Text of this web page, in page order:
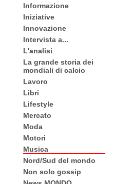
Informazione
Iniziative
Innovazione
Intervista a...
L'analisi
La grande storia dei
mondiali di calcio
Lavoro
Libri
Lifestyle
Mercato
Moda
Motori
Musica
Nord/Sud del mondo
Non solo gossip